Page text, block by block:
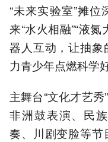
“未来实验室”摊
来“水火相融”“液
器人互动，让抽
力青少年点燃科学
主舞台“文化才艺
非洲鼓表演、民
奏、川剧变脸等